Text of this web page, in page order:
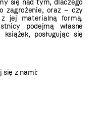
się nad tym, dlaczego
zagrożenie, oraz – czy
jej materialną formą.
podejmą własne
posługując się
się z nami: